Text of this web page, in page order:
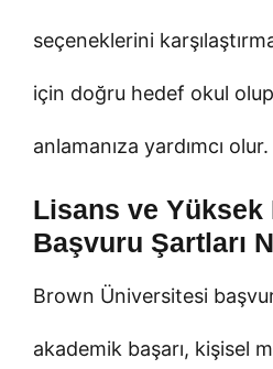
seçeneklerini
için doğru hedef okul olup
anlamanıza yardımcı olur.
Lisans ve Yüksek
Başvuru Şartları
Brown Üniversitesi
akademik başarı, kişisel